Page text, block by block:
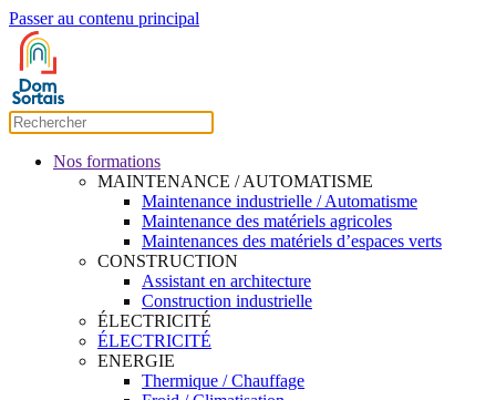
Passer au contenu principal
Nos formations
MAINTENANCE / AUTOMATISME
Maintenance industrielle / Automatisme
Maintenance des matériels agricoles
Maintenances des matériels d’espaces verts
CONSTRUCTION
Assistant en architecture
Construction industrielle
ÉLECTRICITÉ
ÉLECTRICITÉ
ENERGIE
Thermique / Chauffage